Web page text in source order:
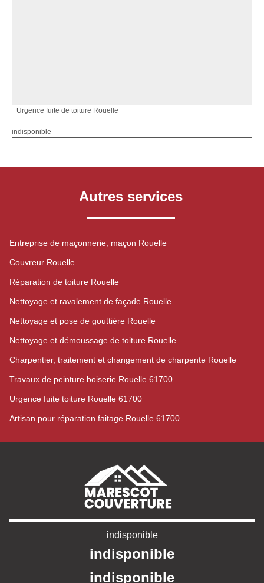
Urgence fuite de toiture Rouelle
indisponible
Autres services
Entreprise de maçonnerie, maçon Rouelle
Couvreur Rouelle
Réparation de toiture Rouelle
Nettoyage et ravalement de façade Rouelle
Nettoyage et pose de gouttière Rouelle
Nettoyage et démoussage de toiture Rouelle
Charpentier, traitement et changement de charpente Rouelle
Travaux de peinture boiserie Rouelle 61700
Urgence fuite toiture Rouelle 61700
Artisan pour réparation faitage Rouelle 61700
indisponible
indisponible
indisponible